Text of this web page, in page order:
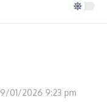
01/2026 9:23 pm